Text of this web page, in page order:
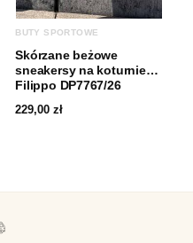
BUTY SPORTOWE
Skórzane beżowe
sneakersy na koturnie
Filippo DP7767/26
229,00zł